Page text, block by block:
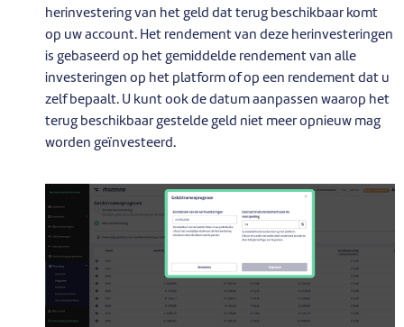
herinvestering van het geld dat terug beschikbaar komt
op uw account. Het rendement van deze herinvesteringen
is gebaseerd op het gemiddelde rendement van alle
investeringen op het platform of op een rendement dat u
zelf bepaalt. U kunt ook de datum aanpassen waarop het
terug beschikbaar gestelde geld niet meer opnieuw mag
worden geïnvesteerd.